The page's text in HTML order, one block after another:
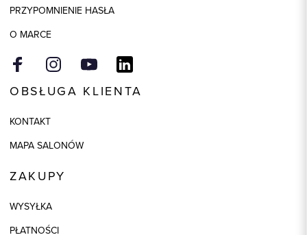
PRZYPOMNIENIE HASŁA
O MARCE
OBSŁUGA KLIENTA
KONTAKT
MAPA SALONÓW
ZAKUPY
WYSYŁKA
PŁATNOŚCI